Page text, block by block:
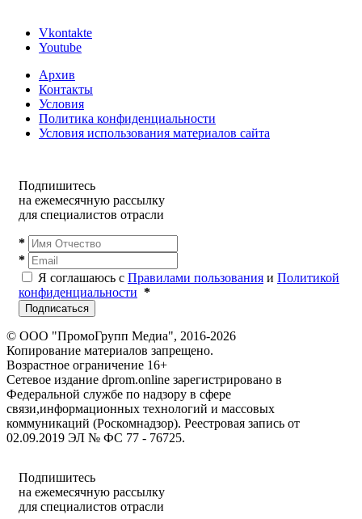
Vkontakte
Youtube
Архив
Контакты
Условия
Политика конфиденциальности
Условия использования материалов сайта
Подпишитесь
на ежемесячную рассылку
для специалистов отрасли
*
*
Я соглашаюсь с Правилами пользования и Политикой
конфиденциальности *
Подписаться
© ООО "ПромоГрупп Медиа", 2016-2026
Копирование материалов запрещено.
Возрастное ограничение 16+
Сетевое издание dprom.online зарегистрировано в
Федеральной службе по надзору в сфере
связи,информационных технологий и массовых
коммуникаций (Роскомнадзор). Реестровая запись от
02.09.2019 ЭЛ № ФС 77 - 76725.
Подпишитесь
на ежемесячную рассылку
для специалистов отрасли